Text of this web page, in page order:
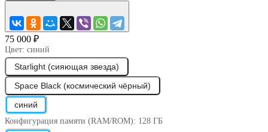
75 000 ₽
Цвет: синий
Starlight (сияющая звезда)
Space Black (космический чёрный)
синий
Конфигурация памяти (RAM/ROM): 128 ГБ